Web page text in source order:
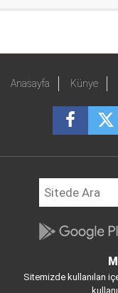
Anasayfa Künye
Sitemizde kullanılan